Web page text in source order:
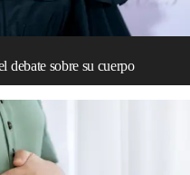
debate sobre su cuerpo